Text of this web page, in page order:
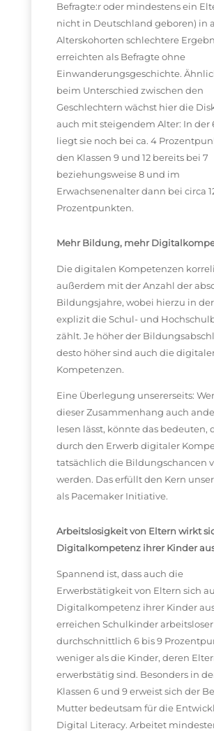
Befragte:r oder mindestens ein
nicht in Deutschland geboren) in
Alterskohorten schlechtere
erreichten als Befragte ohne
Einwanderungsgeschichte.
beim Unterschied zwischen den
Geschlechtern wächst hier die
auch mit steigendem Alter: In der
liegt sie noch bei ca. 4
den Klassen 9 und 12 bereits bei 7
beziehungsweise 8 und im
Erwachsenenalter dann bei circa
Prozentpunkten.
Mehr Bildung, mehr
Die digitalen Kompetenzen
außerdem mit der Anzahl der
Bildungsjahre, wobei hierzu in
explizit die Schul- und
zählt. Je höher der
desto höher sind auch die
Kompetenzen.
Eine Überlegung unsererseits:
dieser Zusammenhang auch
lesen lässt, könnte das bedeuten,
durch den Erwerb digitaler
tatsächlich die Bildungschancen
werden. Das erfüllt den Kern
als Pacemaker Initiative.
Arbeitslosigkeit von Eltern wirkt
Digitalkompetenz ihrer Kinder
Spannend ist, dass auch die
Erwerbstätigkeit von Eltern sich
Digitalkompetenz ihrer Kinder
erreichen Schulkinder
durchschnittlich 6 bis 9
weniger als die Kinder, deren
erwerbstätig sind. Besonders in
Klassen 6 und 9 erweist sich der
Mutter bedeutsam für die
Digital Literacy. Arbeitet